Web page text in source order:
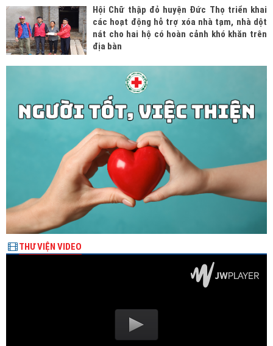
Hội Chữ thập đỏ huyện Đức Thọ triển khai
các hoạt động hỗ trợ xóa nhà tạm, nhà dột
nát cho hai hộ có hoàn cảnh khó khăn trên
địa bàn
THƯ VIỆN VIDEO